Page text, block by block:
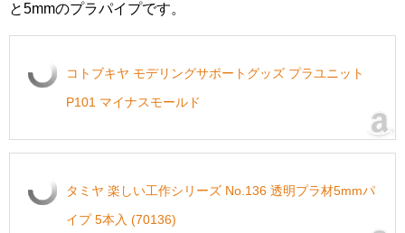
と5mmのプラパイプです。
コトブキヤ モデリングサポートグッズ プラユニット
P101 マイナスモールド
タミヤ 楽しい工作シリーズ No.136 透明プラ材5mmパ
イプ 5本入 (70136)